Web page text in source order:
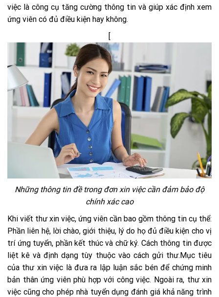
việc là công cụ tăng cường thông tin và giúp xác định xem
ứng viên có đủ điều kiện hay không.
[
Những thông tin đề trong đơn xin việc cần đảm bảo độ
chính xác cao
Khi viết thư xin việc, ứng viên cần bao gồm thông tin cụ thể:
Phần liên hệ, lời chào, giới thiệu, lý do họ đủ điều kiện cho vị
trí ứng tuyển, phần kết thúc và chữ ký. Cách thông tin được
liệt kê và định dạng tùy thuộc vào cách gửi thư.Mục tiêu
của thư xin việc là đưa ra lập luận sắc bén để chứng minh
bản thân ứng viên phù hợp với công việc. Ngoài ra, thư xin
việc cũng cho phép nhà tuyển dụng đánh giá khả năng trình